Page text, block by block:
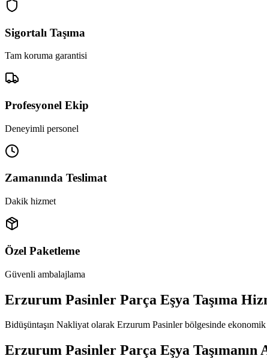
Sigortalı Taşıma
Tam koruma garantisi
Profesyonel Ekip
Deneyimli personel
Zamanında Teslimat
Dakik hizmet
Özel Paketleme
Güvenli ambalajlama
Erzurum Pasinler Parça Eşya Taşıma
Bidüşüntaşın Nakliyat olarak Erzurum Pasinler bölgesinde
Erzurum Pasinler Parça Eşya Taşımanın